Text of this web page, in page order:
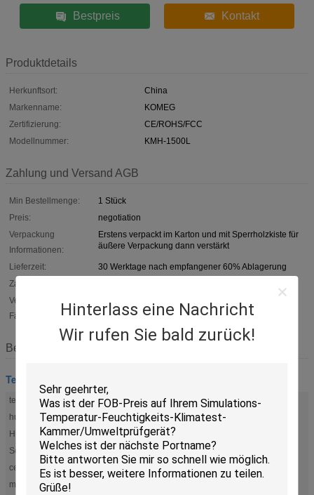
Hinterlass eine Nachricht
Wir rufen Sie bald zurück!
Bestpreis Kontakt
Produktdetails
Herkunftsort:
China
Markenname:
KOMEG
Zertifizierung:
CE/ROHS/FCC
Modellnummer:
KMH-1500L
Zahlung und Versand AGB
Min Bestellmenge:
1 Stück
Preis:
negotiation
Verpackung
Informationen:
Erstens verpackt im Karton und mit Sperrholzkiste für
äußere Verpackung dann verstärkt
Lieferzeit:
30 Werktage nach empfangener 60% Ablagerung
Zahlungsbedingungen:
Versorgungsmaterial-
Fähigkeit:
50Sets pro Monat
Beschreibung
Test-Klimakammer
temperature range:
-40-150C
humidity range:
20-98%
Humidity Chambers:
Moisture or relative humidity
Solar-/geführte Test-Kammer:
Nach Maß
certification:
CE Certified
material: